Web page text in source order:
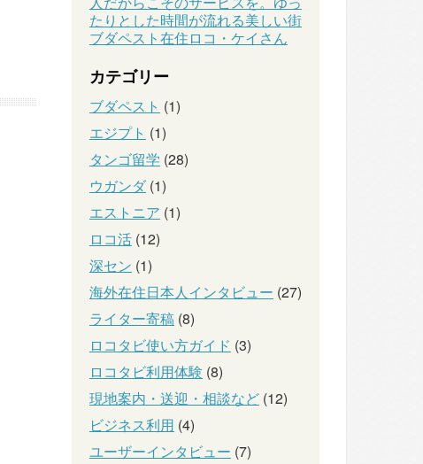
たりとした時間が流れる美しい街
ブダペスト在住ロコ・ケイさん
カテゴリー
ブダペスト (1)
エジプト (1)
タンゴ留学 (28)
ウガンダ(1)
エストニア (1)
ロコ活 (12)
深セン (1)
海外在住日本人インタビュー (27)
ライター寄稿 (8)
ロコタビ使い方ガイド (3)
ロコタビ利用体験 (8)
現地案内・送迎・相談など (12)
ビジネス利用 (4)
ユーザーインタビュー (7)